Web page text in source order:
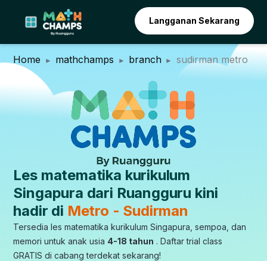
Langganan Sekarang
Home mathchamps branch sudirman metro
Les matematika kurikulum
Singapura dari Ruangguru kini
hadir di Metro - Sudirman
Tersedia les matematika kurikulum Singapura, sempoa, dan
memori untuk anak usia 4-18 tahun . Daftar trial class
GRATIS di cabang terdekat sekarang!